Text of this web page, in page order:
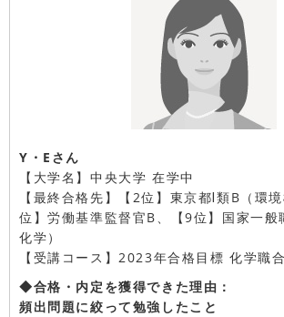
Y・Eさん
【大学名】中央大学 在学中
【最終合格先】【2位】東京都Ⅰ類B（環
位】労働基準監督官B、【9位】国家一般
化学）
【受講コース】2023年合格目標 化学職
◆合格・内定を獲得できた理由：
頻出問題に絞って勉強したこと